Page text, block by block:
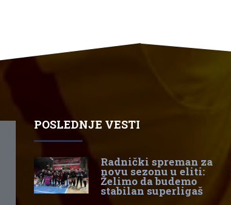
POSLEDNJE VESTI
Radnički spreman za
novu sezonu u eliti:
Želimo da budemo
stabilan superligaš